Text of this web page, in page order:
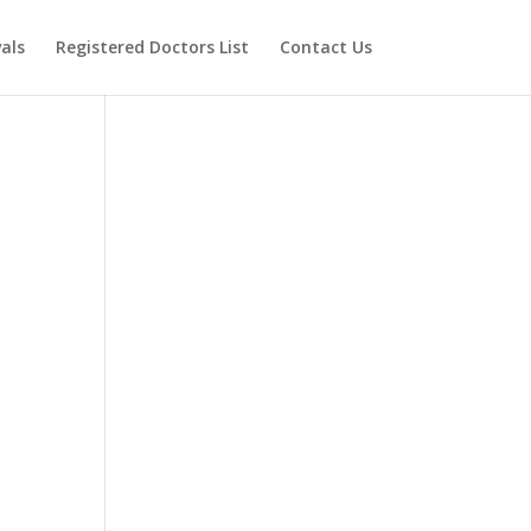
Registered Doctors List Contact Us